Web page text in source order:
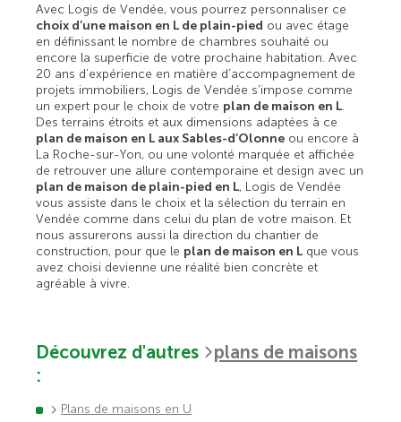
Avec Logis de Vendée, vous pourrez personnaliser ce
choix d’une maison en L de plain-pied ou avec étage
en définissant le nombre de chambres souhaité ou
encore la superficie de votre prochaine habitation. Avec
20 ans d’expérience en matière d’accompagnement de
projets immobiliers, Logis de Vendée s’impose comme
un expert pour le choix de votre plan de maison en L.
Des terrains étroits et aux dimensions adaptées à ce
plan de maison en L aux Sables-d’Olonne ou encore à
La Roche-sur-Yon, ou une volonté marquée et affichée
de retrouver une allure contemporaine et design avec un
plan de maison de plain-pied en L, Logis de Vendée
vous assiste dans le choix et la sélection du terrain en
Vendée comme dans celui du plan de votre maison. Et
nous assurerons aussi la direction du chantier de
construction, pour que le plan de maison en L que vous
avez choisi devienne une réalité bien concrète et
agréable à vivre.
Découvrez d'autres
plans de maisons
:
Plans de maisons en U